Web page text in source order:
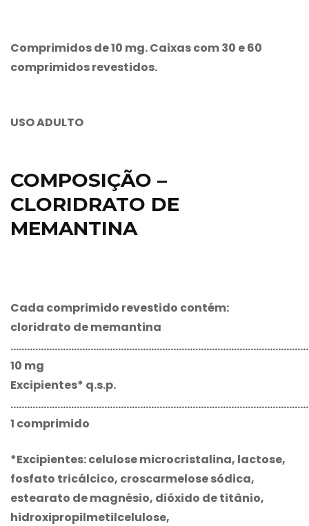
Comprimidos de 10 mg. Caixas com 30 e 60
comprimidos revestidos.
USO ADULTO
COMPOSIÇÃO –
CLORIDRATO DE
MEMANTINA
Cada comprimido revestido contém:
cloridrato de memantina
10 mg
Excipientes* q.s.p.
1 comprimido
*Excipientes: celulose microcristalina, lactose,
fosfato tricálcico, croscarmelose sódica,
estearato de magnésio, dióxido de titânio,
hidroxipropilmetilcelulose,